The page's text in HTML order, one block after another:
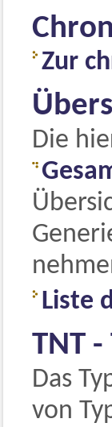
Zur
Die
Liste
TNT
Das
von